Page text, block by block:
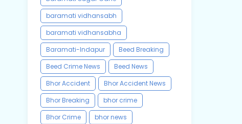
baramati vidhansabh
baramati vidhansabha
Baramati-Indapur
Beed Breaking
Beed Crime News
Beed News
Bhor Accident
Bhor Accident News
Bhor Breaking
bhor crime
Bhor Crime
bhor news